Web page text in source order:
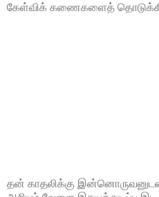
கேள்விக் கணைகளைத்
தன் காதலிக்கு